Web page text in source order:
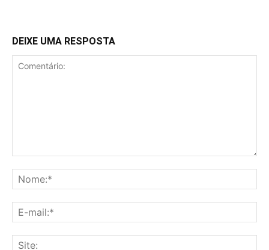
DEIXE UMA RESPOSTA